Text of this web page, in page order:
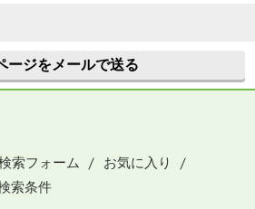
ージをメールで送る
索フォーム
お気に入り
索条件